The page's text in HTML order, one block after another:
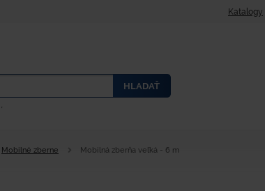
Katalogy
HLADAŤ
,
Mobilné zberne Mobilná zberňa veľká - 6 m